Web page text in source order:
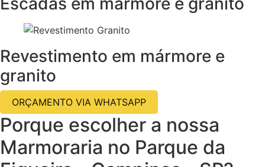
Revestimento em mármore e
granito
ORÇAMENTO VIA WHATSAPP
Porque escolher a nossa
Marmoraria no Parque da